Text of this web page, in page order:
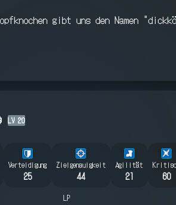
LV 20
Verteidigung
25
Zielgenauigkeit
44
Agilität
21 60
LP
gibt uns den Namen